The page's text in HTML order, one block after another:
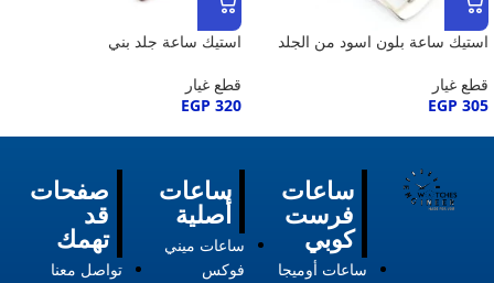
استيك ساعة بلون اسود من الجلد
قطع غيار
EGP 305
استيك ساعة جلد بني
قطع غيار
EGP 320
صفحات
قد
تهمك
تواصل معنا
ساعات
أصلية
ساعات ميني
فوكس
ساعات
فرست
كوبي
ساعات أوميجا